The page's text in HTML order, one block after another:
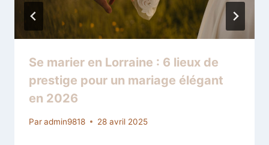
Se marier en Lorraine : 6 lieux de
prestige pour un mariage élégant
en 2026
Paradmin9818 28 avril 2025